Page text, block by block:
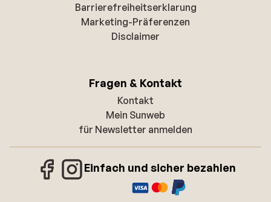
Barrierefreiheitserklarung
Marketing-Präferenzen
Disclaimer
Fragen & Kontakt
Kontakt
Mein Sunweb
für Newsletter anmelden
Einfach und sicher bezahlen